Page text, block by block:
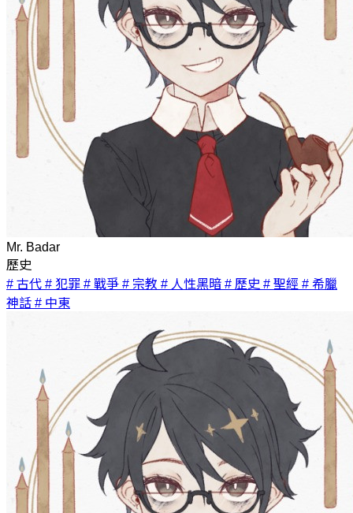
Mr. Badar
歷史
# 古代 # 犯罪 # 戰爭 # 宗教 # 人性黑暗 # 歷史 # 聖經 # 希臘
神話 # 中東